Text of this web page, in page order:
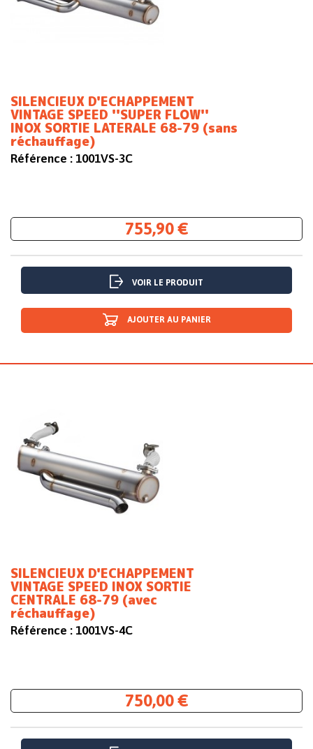
SILENCIEUX D'ECHAPPEMENT
VINTAGE SPEED ''SUPER FLOW''
INOX SORTIE LATERALE 68-79 (sans
réchauffage)
Référence : 1001VS-3C
755,90 €
VOIR LE PRODUIT
AJOUTER AU PANIER
SILENCIEUX D'ECHAPPEMENT
VINTAGE SPEED INOX SORTIE
CENTRALE 68-79 (avec
réchauffage)
Référence : 1001VS-4C
750,00 €